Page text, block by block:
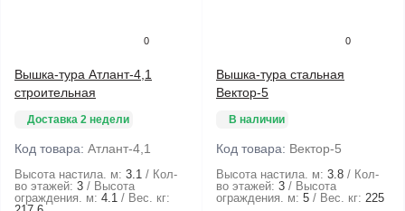
0
Вышка-тура Атлант-4,1
строительная
Доставка 2 недели
Код товара: Атлант-4,1
Высота настила. м: 3.1
Кол-
во этажей: 3
Высота
ограждения. м: 4.1
Вес. кг:
0
Вышка-тура стальная
Вектор-5
В наличии
Код товара: Вектор-5
Высота настила. м: 3.8
Кол-
во этажей: 3
Высота
ограждения. м: 5 Вес. кг: 225